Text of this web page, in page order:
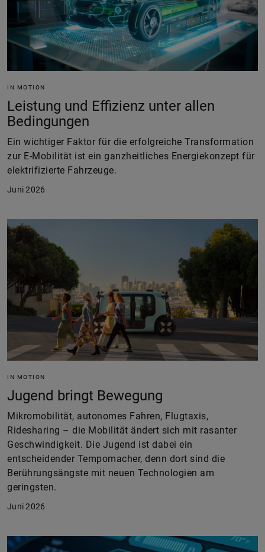
IN MOTION
Leistung und Effizienz unter allen
Bedingungen
Ein wichtiger Faktor für die erfolgreiche Transformation
zur E-Mobilität ist ein ganzheitliches Energiekonzept für
elektrifizierte Fahrzeuge.
Juni 2026
IN MOTION
Jugend bringt Bewegung
Mikromobilität, autonomes Fahren, Flugtaxis,
Ridesharing – die Mobilität ändert sich mit rasanter
Geschwindigkeit. Die Jugend ist dabei ein
entscheidender Tempomacher, denn dort sind die
Berührungsängste mit neuen Technologien am
geringsten.
Juni 2026